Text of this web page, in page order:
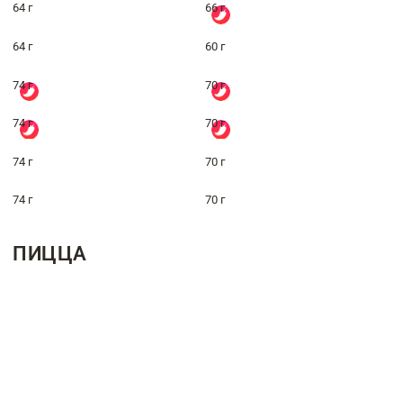
64 г 66 г
64 г 60 г
74 г 70 г
74 г 70 г
74 г 70 г
74 г 70 г
ПИЦЦА